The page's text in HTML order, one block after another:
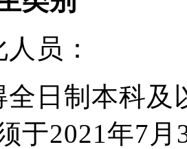
员：
全日制本科
于2021年7